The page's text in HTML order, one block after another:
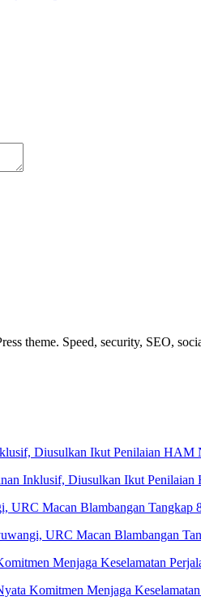
theme. Speed, security, SEO,
Inklusif, Diusulkan Ikut
URC Macan Blambangan
Komitmen Menjaga